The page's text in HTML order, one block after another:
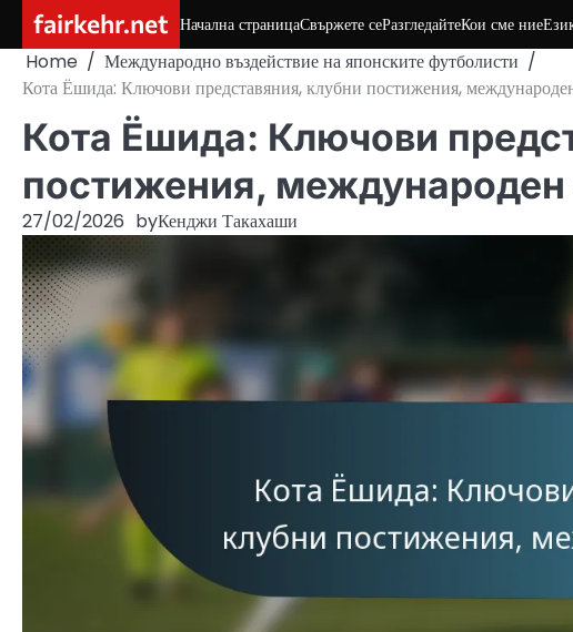
content
fairkehr.net Начална страницаСвържете сеРазгледайтеКои сме ние
Home
Международно въздействие на японските футболисти
Кота Ёшида: Ключови представяния, клубни постижения,
Кота Ёшида: Ключови
постижения, международен
27/02/2026 byКенджи Такахаши